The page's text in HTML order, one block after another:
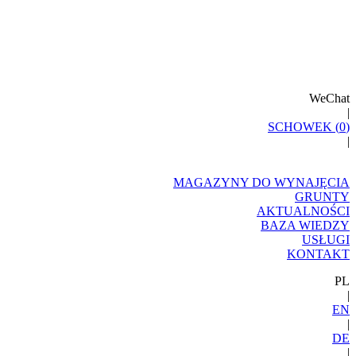
WeChat
|
SCHOWEK (0)
|
MAGAZYNY DO WYNAJĘCIA
GRUNTY
AKTUALNOŚCI
BAZA WIEDZY
USŁUGI
KONTAKT
PL
|
EN
|
DE
|